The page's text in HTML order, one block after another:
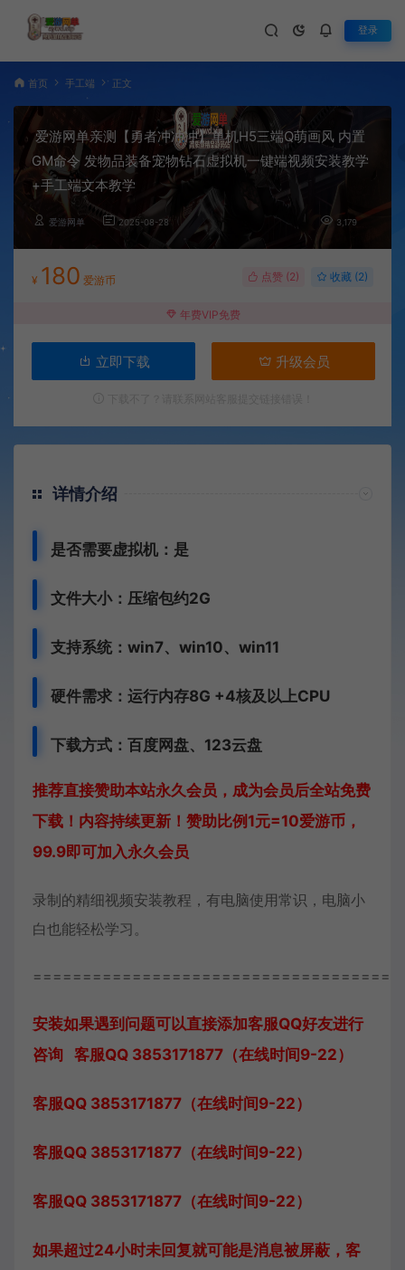
登录
首页 手工端 正文
爱游网单亲测【勇者冲冲冲】单机H5三端Q萌画风 内置
GM命令 发物品装备宠物钻石虚拟机一键端视频安装教学
+手工端文本教学
爱游网单 2025-08-28 3,179
¥ 180 爱游币 点赞 (2) 收藏 (2)
年费VIP免费
立即下载 升级会员
详情介绍
是否需要虚拟机：是
文件大小：压缩包约2G
支持系统：win7、win10、win11
硬件需求：运行内存8G +4核及以上CPU
下载方式： 百度网盘、 123云盘
推荐直接赞助本站永久会员，成为会员后全站免费
下载！内容持续更新！赞助比例1元=10爱游币，
99.9即可加入永久会员
录制的精细视频安装教程，有电脑使用常识，电脑小
白也能轻松学习。
安装如果遇到问题可以直接添加客服QQ好友进行
咨询 客服QQ 3853171877（在线时间9-22）
客服QQ 3853171877（在线时间9-22）
客服QQ 3853171877（在线时间9-22）
客服QQ 3853171877（在线时间9-22）
如果超过24小时未回复就可能是消息被屏蔽，客